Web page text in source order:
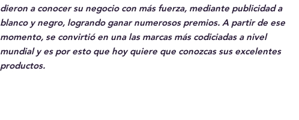
dieron a conocer su negocio con más fuerza, mediante publicidad a
blanco y negro, logrando ganar numerosos premios. A partir de ese
momento, se convirtió en una las marcas más codiciadas a nivel
mundial y es por esto que hoy quiere que conozcas sus excelentes
productos.